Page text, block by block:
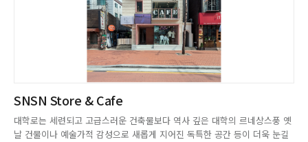
SNSN Store & Cafe
대학로는 세련되고 고급스러운 건축물보다 역사 깊은 대학의 르네상스풍 옛
날 건물이나 예술가적 감성으로 새롭게 지어진 독특한 공간 등이 더욱 눈길